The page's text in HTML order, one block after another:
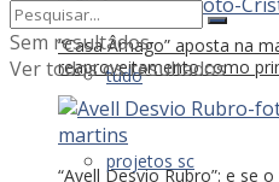
“Casa Âmago” aposta na
reaproveitamento como
“Avell Desvio Rubro”: e se
tudo
projetos sc
Sem resultados
Ver todos os resultados